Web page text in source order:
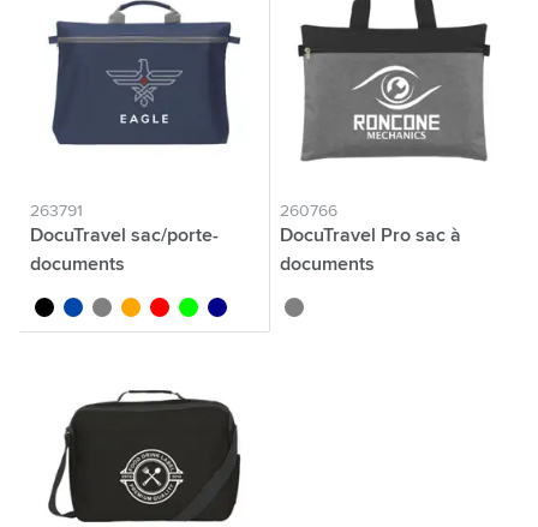
263791
DocuTravel sac/porte-
documents
noir bleu cobalt
gris orangerougelime bleu foncé
260766
DocuTravel Pro sac à
documents
gris